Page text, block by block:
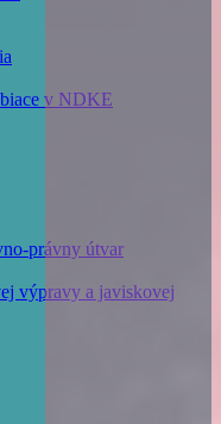
v NDKE
právny útvar
výpravy a javiskovej